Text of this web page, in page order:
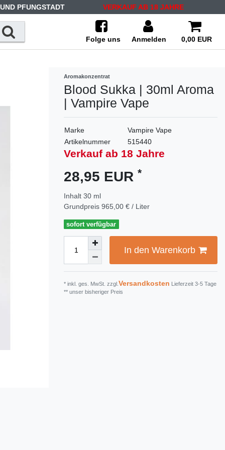
PFUNGSTADT VERKAUF AB 18 JAHRE
Folge uns Anmelden 0,00 EUR
Aromakonzentrat
Blood Sukka | 30ml Aroma
| Vampire Vape
Marke
Vampire Vape
Artikelnummer
515440
Verkauf ab 18 Jahre
28,95 EUR *
Inhalt 30 ml
Grundpreis 965,00 € / Liter
sofort verfügbar
In den Warenkorb
* inkl. ges. MwSt. zzgl. Versandkosten Lieferzeit 3-5 Tage
** unser bisheriger Preis